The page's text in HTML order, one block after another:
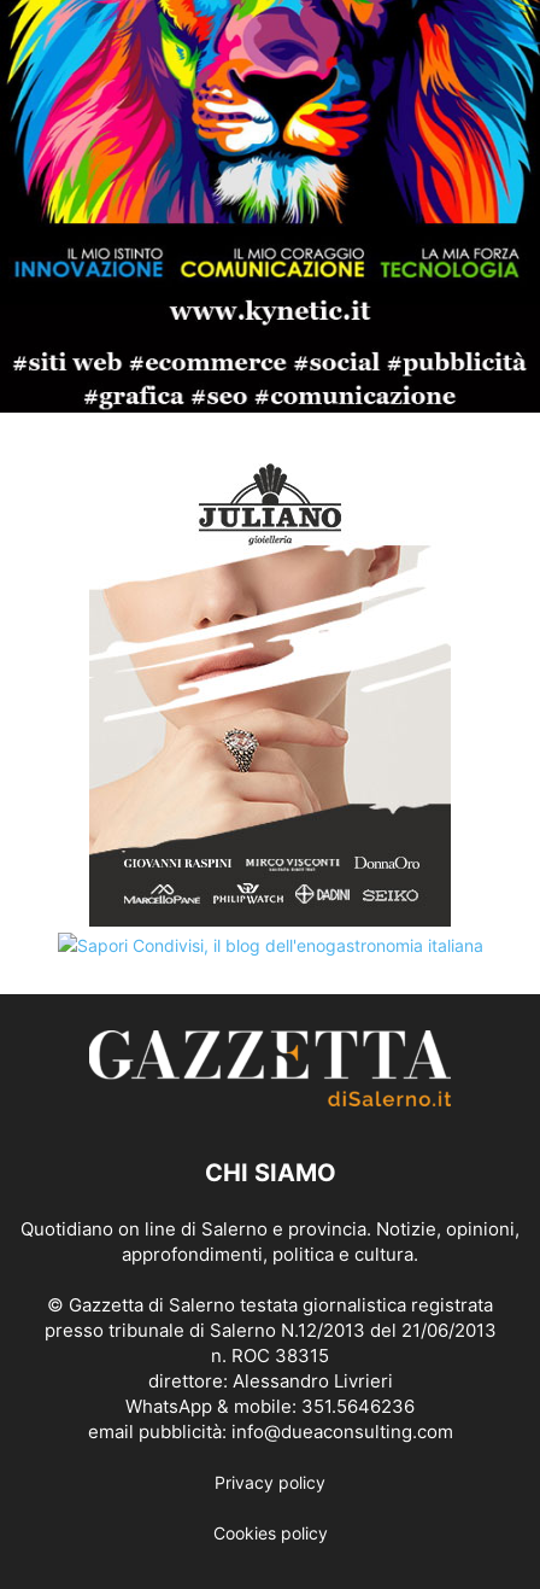
CHI SIAMO
Quotidiano on line di Salerno e provincia. Notizie, opinioni,
approfondimenti, politica e cultura.
© Gazzetta di Salerno testata giornalistica registrata
presso tribunale di Salerno N.12/2013 del 21/06/2013
n. ROC 38315
direttore: Alessandro Livrieri
WhatsApp & mobile: 351.5646236
email pubblicità: info@dueaconsulting.com
Privacy policy
Cookies policy